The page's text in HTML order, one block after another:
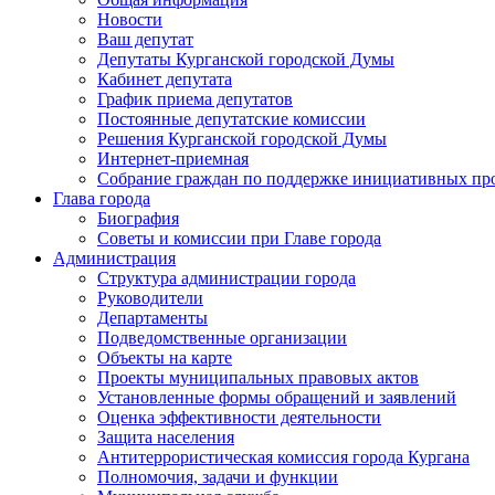
Новости
Ваш депутат
Депутаты Курганской городской Думы
Кабинет депутата
График приема депутатов
Постоянные депутатские комиссии
Решения Курганской городской Думы
Интернет-приемная
Собрание граждан по поддержке инициативных
Глава города
Биография
Советы и комиссии при Главе города
Администрация
Структура администрации города
Руководители
Департаменты
Подведомственные организации
Объекты на карте
Проекты муниципальных правовых актов
Установленные формы обращений и заявлений
Оценка эффективности деятельности
Защита населения
Антитеррористическая комиссия города Кургана
Полномочия, задачи и функции